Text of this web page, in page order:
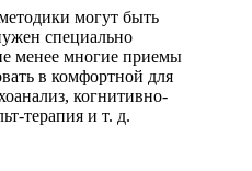
могут быть
специально
менее многие приемы
в комфортной для
когнитивно-
терапия и т. д.